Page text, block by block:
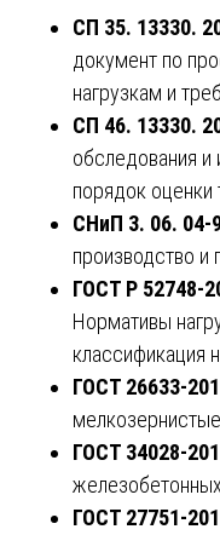
СП 35. 13330.
документ по
нагрузкам и
СП 46. 13330.
обследования и
порядок оценки
СНиП 3. 06. 04-
производство и
ГОСТ Р 52748-
Нормативы
классификация
ГОСТ 26633-
ГОСТ 34028-
ГОСТ 27751-